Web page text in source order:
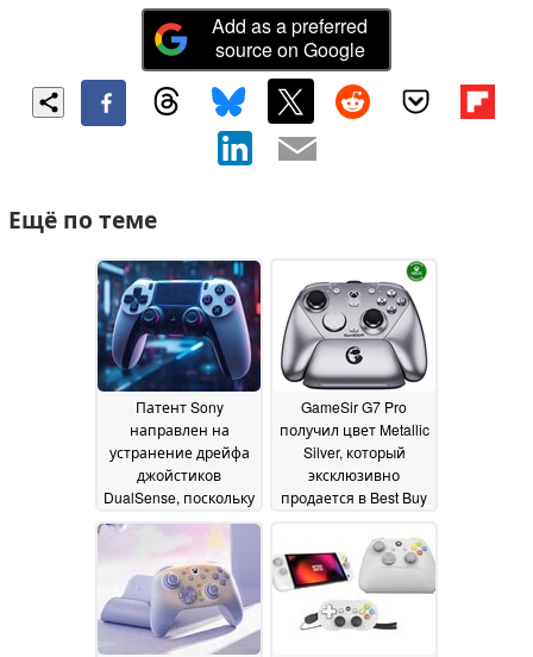
Add as a preferred
source on Google
Ещё по теме
Патент Sony
направлен на
устранение дрейфа
джойстиков
DualSense, поскольку
в контроллере PS6
использоваться
технология,
аналогичная TMR23
July 2026
GameSir G7 Pro
получил цвет Metallic
Silver, который
эксклюзивно
продается в Best Buy